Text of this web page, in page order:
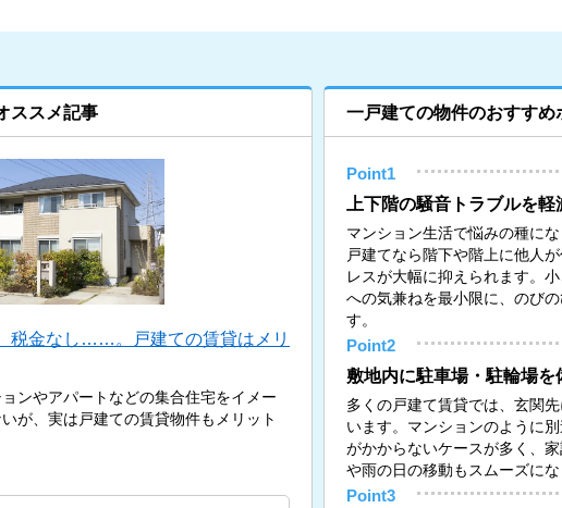
ススメ記事
税金なし……。戸建ての賃貸はメリ
ンやアパートなどの集合住宅をイメー
が、実は戸建ての賃貸物件もメリット
一戸建ての物件のおすすめ
Point1
上下階の騒音トラブルを軽
マンション生活で悩みの種に
戸建てなら階下や階上に他人
レスが大幅に抑えられます。
への気兼ねを最小限に、のび
す。
Point2
敷地内に駐車場・駐輪場を
多くの戸建て賃貸では、玄関
います。マンションのように
がかからないケースが多く、
や雨の日の移動もスムーズにな
Point3